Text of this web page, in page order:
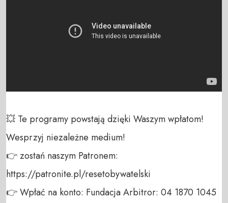
💥 Te programy powstają dzięki Waszym wpłatom!
Wesprzyj niezależne medium!
👉 zostań naszym Patronem:
https://patronite.pl/resetobywatelski
👉 Wpłać na konto: Fundacja Arbitror: 04 1870 1045